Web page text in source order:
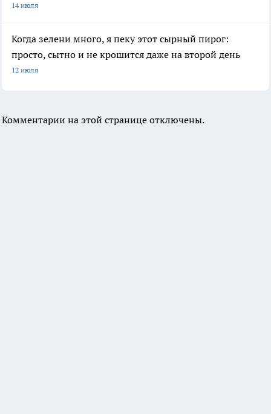
14 июля
Когда зелени много, я пеку этот сырный пирог:
просто, сытно и не крошится даже на второй день
12 июля
Комментарии на этой странице отключены.